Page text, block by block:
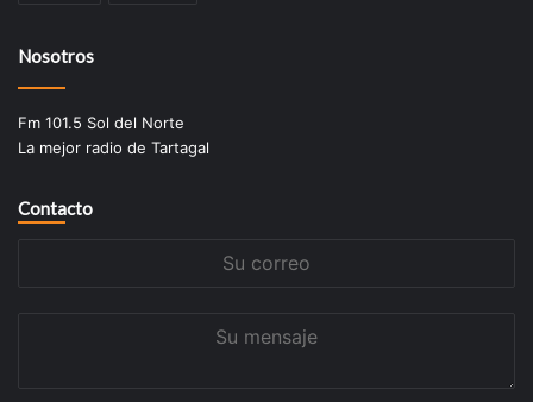
Nosotros
Fm 101.5 Sol del Norte
La mejor radio de Tartagal
Contacto